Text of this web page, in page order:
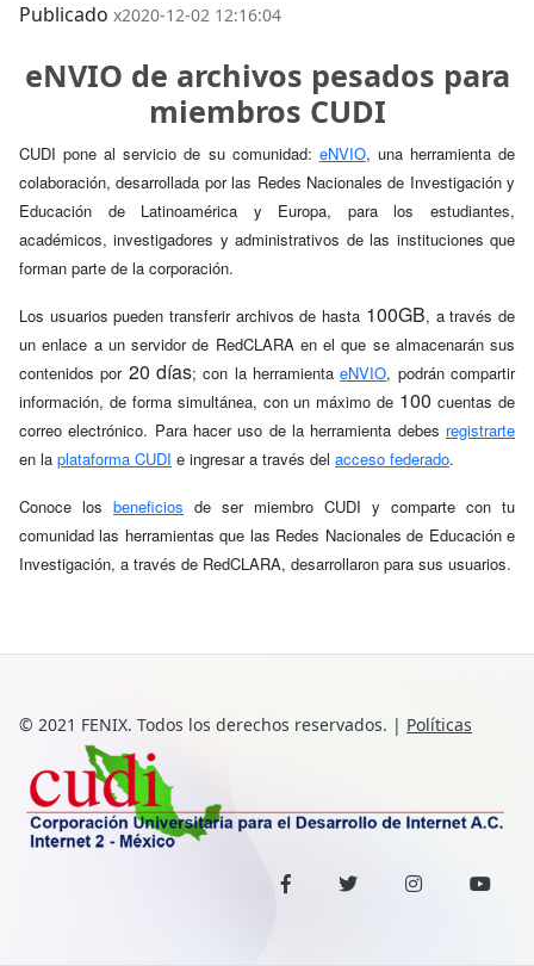
Publicado x2020-12-02 12:16:04
eNVIO de archivos pesados para
miembros CUDI
CUDI pone al servicio de su comunidad: eNVIO, una herramienta de
colaboración, desarrollada por las Redes Nacionales de Investigación y
Educación de Latinoamérica y Europa, para los estudiantes,
académicos, investigadores y administrativos de las instituciones que
forman parte de la corporación.
Los usuarios pueden transferir archivos de hasta 100GB, a través de
un enlace a un servidor de RedCLARA en el que se almacenarán sus
contenidos por 20 días; con la herramientaeNVIO, podrán compartir
información, de forma simultánea, con un máximo de 100 cuentas de
correo electrónico. Para hacer uso de la herramienta debes registrarte
en la plataforma CUDI e ingresar a través del acceso federado.
Conoce los beneficios de ser miembro CUDI y comparte con tu
comunidad las herramientas que las Redes Nacionales de Educación e
Investigación, a través de RedCLARA, desarrollaron para sus usuarios.
© 2021 FENIX. Todos los derechos reservados. | Políticas